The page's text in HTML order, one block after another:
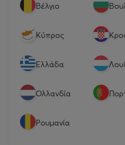
Βέλγιο
Κύπρος
Eλλάδα
Ολλανδία
Ρουμανία